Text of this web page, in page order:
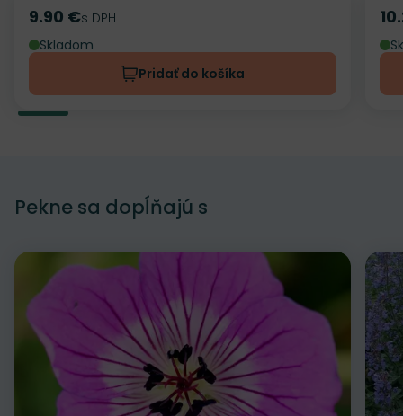
Cena
9.90 €s DPH
Skladom
Pridať do košíka
Pekne sa dopĺňajú s